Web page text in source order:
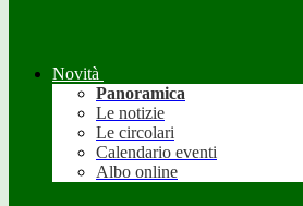
Novità
Panoramica
Le notizie
Le circolari
Calendario eventi
Albo online